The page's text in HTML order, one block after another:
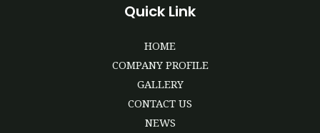
Quick Link
HOME
COMPANY PROFILE
GALLERY
CONTACT US
NEWS